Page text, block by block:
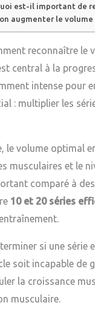
est-il important de
augmenter le volume
reconnaître
central à la
intense pour
: multiplier les
le volume optimal
musculaires et le
comparé à
10 et 20 séries
si une série
soit incapable
la croissance
musculaire.